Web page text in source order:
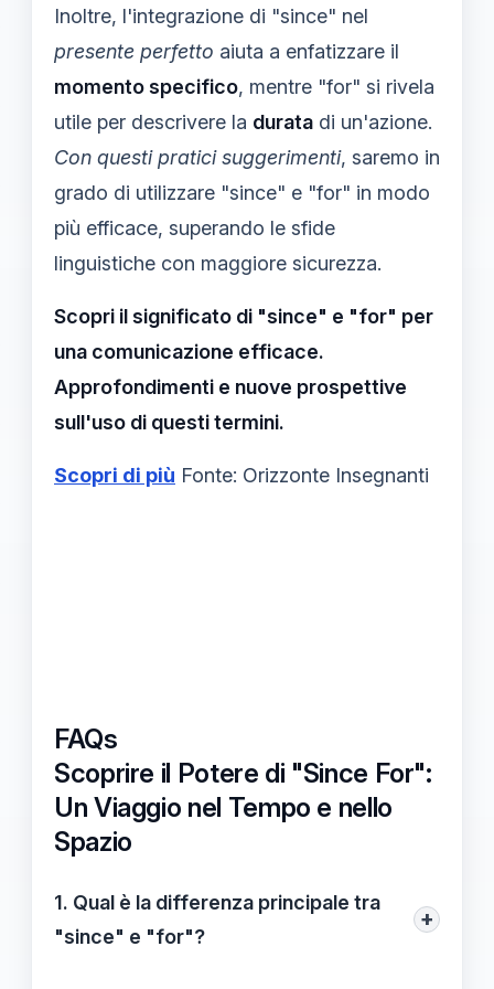
Inoltre, l'integrazione di "since" nel
presente perfetto aiuta a enfatizzare il
momento specifico, mentre "for" si rivela
utile per descrivere la durata di un'azione.
Con questi pratici suggerimenti, saremo in
grado di utilizzare "since" e "for" in modo
più efficace, superando le sfide
linguistiche con maggiore sicurezza.
Scopri il significato di "since" e "for" per
una comunicazione efficace.
Approfondimenti e nuove prospettive
sull'uso di questi termini.
Scopri di più Fonte: Orizzonte Insegnanti
FAQs
Scoprire il Potere di "Since For":
Un Viaggio nel Tempo e nello
Spazio
1. Qual è la differenza principale tra
"since" e "for"?
+